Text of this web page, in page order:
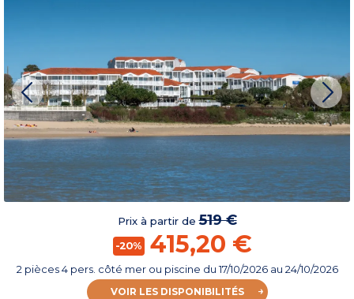
Prix à partir de519 €
-20% 415,20 €
2 pièces 4 pers. côté mer ou piscine du17/10/2026au 24/10/2026
VOIR LES DISPONIBILITÉS